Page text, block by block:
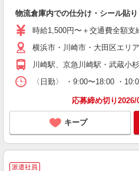
物流倉庫内での仕分け・シール貼
時給1,500円〜＋交通費全額
横浜市・川崎市・大田区エリア
川崎駅、京急川崎駅・武蔵小
〈日勤〉 ・9:00〜18:00 ・
応募締め切り
キープ
派遣社員